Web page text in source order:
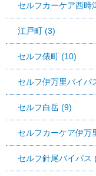
セルフカーケア西時
江戸町 (3)
セルフ俵町 (10)
セルフ伊万里バイパ
セルフ白岳 (9)
セルフカーケア伊万
セルフ針尾バイパス